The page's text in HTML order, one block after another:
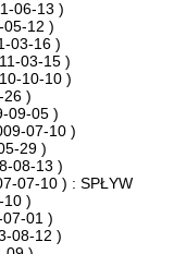
06-13 )
05-12 )
03-16 )
03-15 )
10-10 )
26 )
09-05 )
07-10 )
29 )
08-13 )
07-10 ) : SPŁYW
10 )
01 )
08-12 )